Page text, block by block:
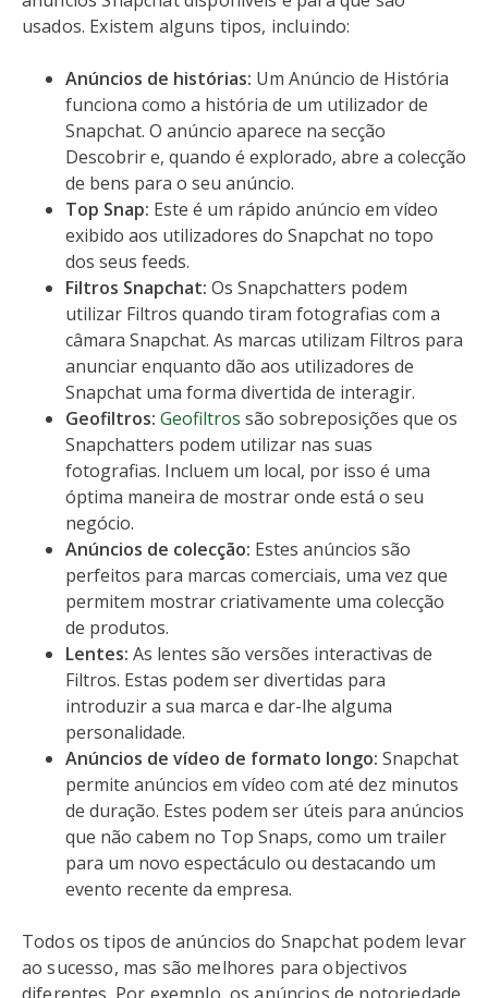
usados. Existem alguns tipos, incluindo:
Anúncios de histórias: Um Anúncio de História
funciona como a história de um utilizador de
Snapchat. O anúncio aparece na secção
Descobrir e, quando é explorado, abre a colecção
de bens para o seu anúncio.
Top Snap: Este é um rápido anúncio em vídeo
exibido aos utilizadores do Snapchat no topo
dos seus feeds.
Filtros Snapchat: Os Snapchatters podem
utilizar Filtros quando tiram fotografias com a
câmara Snapchat. As marcas utilizam Filtros para
anunciar enquanto dão aos utilizadores de
Snapchat uma forma divertida de interagir.
Geofiltros: Geofiltros são sobreposições que os
Snapchatters podem utilizar nas suas
fotografias. Incluem um local, por isso é uma
óptima maneira de mostrar onde está o seu
negócio.
Anúncios de colecção: Estes anúncios são
perfeitos para marcas comerciais, uma vez que
permitem mostrar criativamente uma colecção
de produtos.
Lentes: As lentes são versões interactivas de
Filtros. Estas podem ser divertidas para
introduzir a sua marca e dar-lhe alguma
personalidade.
Anúncios de vídeo de formato longo: Snapchat
permite anúncios em vídeo com até dez minutos
de duração. Estes podem ser úteis para anúncios
que não cabem no Top Snaps, como um trailer
para um novo espectáculo ou destacando um
evento recente da empresa.
Todos os tipos de anúncios do Snapchat podem levar
ao sucesso, mas são melhores para objectivos